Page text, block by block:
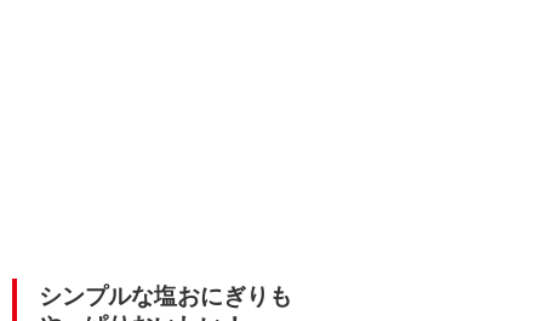
シンプルな塩おにぎりも